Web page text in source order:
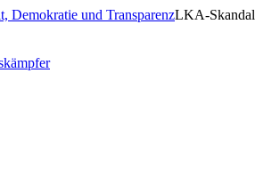
Demokratie und TransparenzLKA-